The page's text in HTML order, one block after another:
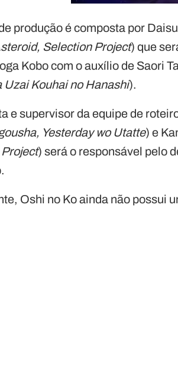
produção é composta por
Selection Project) que
Kobo com o auxílio de Saori
Uzai Kouhai no Hanashi).
e supervisor da equipe de
Yesterday wo Utatte) e
) será o responsável pelo
Oshi no Ko ainda não possui